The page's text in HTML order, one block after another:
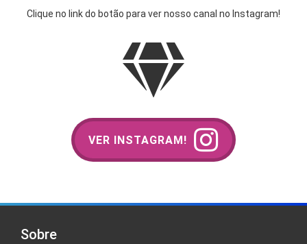
Clique no link do botão para ver nosso canal no Instagram!
VER INSTAGRAM!
Sobre